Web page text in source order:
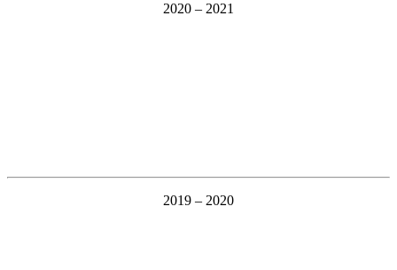
2020 – 2021
2019 – 2020